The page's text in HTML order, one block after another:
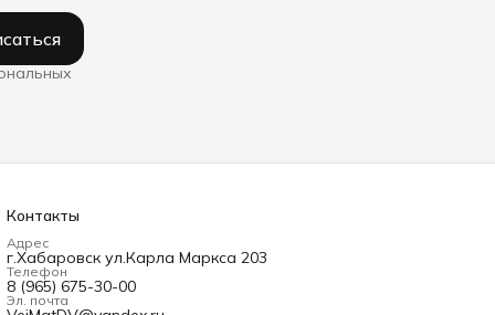
Контакты
Адрес
г.Хабаровск ул.Карла Маркса 203
Телефон
8 (965) 675-30-00
Эл. почта